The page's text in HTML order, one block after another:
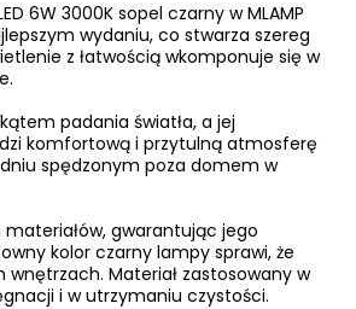
6W 3000K sopel czarny w MLAMP
wydaniu, co stwarza szereg
z łatwością wkomponuje się w
padania światła, a jej
komfortową i przytulną atmosferę
spędzonym poza domem w
gwarantując jego
kolor czarny lampy sprawi, że
Materiał zastosowany w
i w utrzymaniu czystości.